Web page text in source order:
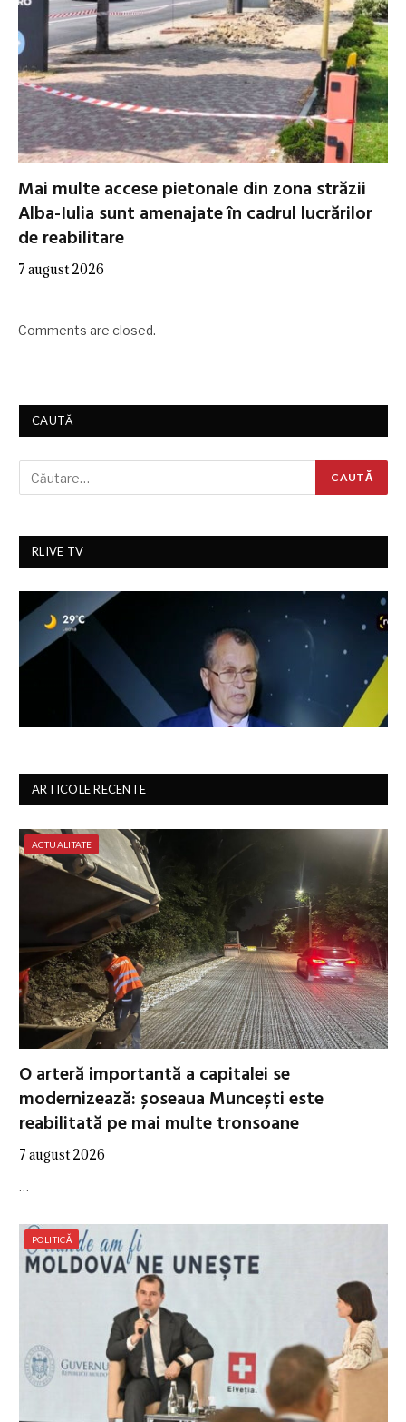
Mai multe accese pietonale din zona străzii
Alba-Iulia sunt amenajate în cadrul lucrărilor
de reabilitare
7 august 2026
Comments are closed.
CAUTĂ
RLIVE TV
ARTICOLE RECENTE
ACTUALITATE
O arteră importantă a capitalei se
modernizează: șoseaua Muncești este
reabilitată pe mai multe tronsoane
7 august 2026
…
POLITICĂ